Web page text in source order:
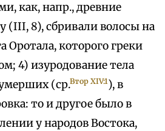
как, напр., древние
(III, 8), сбривали волосы на
Оротала, которого греки
4) изуродование тела
(ср.Втор XIV:1), в
то и другое было в
у народов Востока,